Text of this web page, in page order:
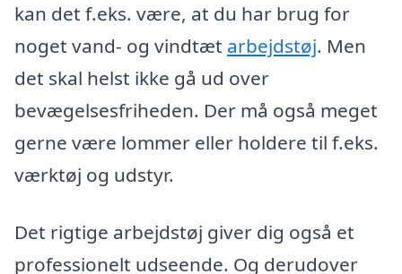
kan det f.eks. være, at du har brug for
noget vand- og vindtæt arbejdstøj. Men
det skal helst ikke gå ud over
bevægelsesfriheden. Der må også meget
gerne være lommer eller holdere til f.eks.
værktøj og udstyr.
Det rigtige arbejdstøj giver dig også et
professionelt udseende. Og derudover